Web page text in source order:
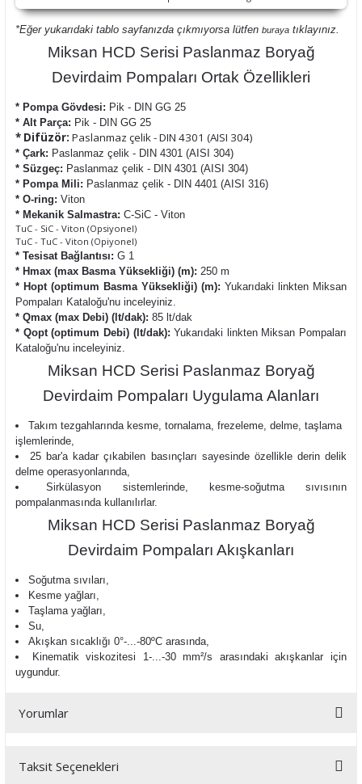
*Eğer yukarıdaki tablo sayfanızda çıkmıyorsa lütfen buraya tıklayınız.
Miksan HCD Serisi Paslanmaz Boryağ
Devirdaim Pompaları Ortak Özellikleri
* Pompa Gövdesi: Pik - DIN GG 25
* Alt Parça: Pik - DIN GG 25
* Difüzör: Paslanmaz çelik - DIN 4301 (AISI 304)
* Çark: Paslanmaz çelik - DIN 4301 (AISI 304)
* Süzgeç: Paslanmaz çelik - DIN 4301 (AISI 304)
* Pompa Mili: Paslanmaz çelik - DIN 4401 (AISI 316)
* O-ring: Viton
* Mekanik Salmastra: C-SiC - Viton
TuC - SiC - Viton (Opsiyonel)
TuC - TuC - Viton (Opiyonel)
* Tesisat Bağlantısı: G 1
* Hmax (max Basma Yüksekliği) (m): 250 m
* Hopt (optimum Basma Yüksekliği) (m): Yukarıdaki linkten Miksan
Pompaları Kataloğu'nu inceleyiniz.
* Qmax (max Debi) (lt/dak): 85 lt/dak
* Qopt (optimum Debi) (lt/dak): Yukarıdaki linkten Miksan Pompaları
Kataloğu'nu inceleyiniz.
Miksan HCD Serisi Paslanmaz Boryağ
Devirdaim Pompaları Uygulama Alanları
Takım tezgahlarında kesme, tornalama, frezeleme, delme, taşlama
işlemlerinde,
25 bar'a kadar çıkabilen basınçları sayesinde özellikle derin delik
delme operasyonlarında,
Sirkülasyon sistemlerinde, kesme-soğutma sıvısının
pompalanmasında kullanılırlar.
Miksan HCD Serisi Paslanmaz Boryağ
Devirdaim Pompaları Akışkanları
Soğutma sıvıları,
Kesme yağları,
Taşlama yağları,
Su,
Akışkan sıcaklığı0°-...-80ºC arasında,
Kinematik viskozitesi 1-...-30 mm²/s arasındaki akışkanlar için
uygundur.
Yorumlar
Bu ürüne ilk yorumu siz yapın!
Taksit Seçenekleri